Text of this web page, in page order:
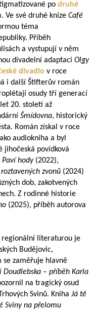
po druhé
Ve své druhé knize Café
téma
Příběh
a vystupují v něm
divadelní adaptaci Olgy
divadlo v roce
i další Štifterův román
osudy tří generací
20. století až
Šmídovna, historický
Román získal v roce
audiokniha a byl
jihočeská povídková
Paví hody(2022),
zvonů (2024)
dob, zakotvených
Z rodinné historie
(2025), příběh autorova
regionální literaturou je
Budějovic,
se zaměřuje hlavně
Doudlebska – příběh Karla
na tragický osud
Svinů. Kniha Já tě
Sviny na přelomu